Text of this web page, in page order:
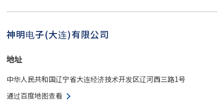
神明电子(大连)有限公司
地址
中华人民共和国辽宁省大连经济技术开发区辽河西三路1号
通过百度地图查看